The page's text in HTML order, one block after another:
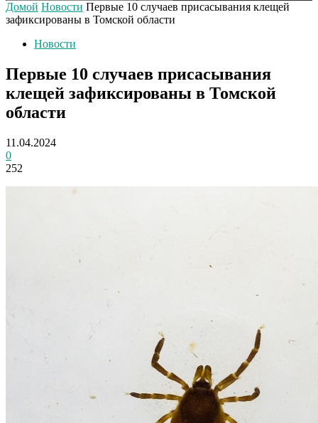
Домой Новости Первые 10 случаев присасывания клещей
зафиксированы в Томской области
Новости
Первые 10 случаев присасывания
клещей зафиксированы в Томской
области
11.04.2024
0
252